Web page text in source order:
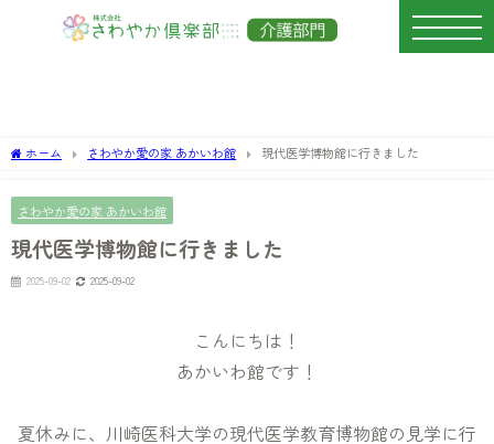
ホーム さわやか愛の家 あかいわ館 現代医学博物館に行きました
さわやか愛の家 あかいわ館
現代医学博物館に行きました
2025-09-02 2025-09-02
こんにちは！
あかいわ館です！
夏休みに、川崎医科大学の現代医学教育博物館の見学に行